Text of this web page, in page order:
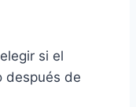
si el
después de